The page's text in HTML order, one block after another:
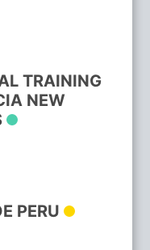
TRAINING
NEW
PERU